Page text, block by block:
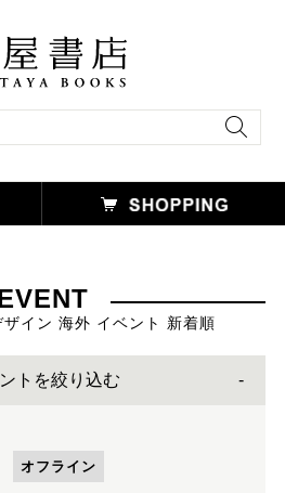
イン 海外 イベント 新着順
トを絞り込む
オフライン